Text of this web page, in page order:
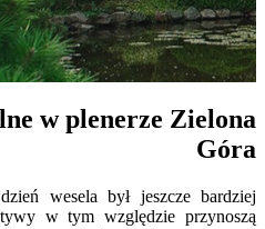
w plenerze Zielona
Góra
wesela był jeszcze bardziej
w tym względzie przynoszą